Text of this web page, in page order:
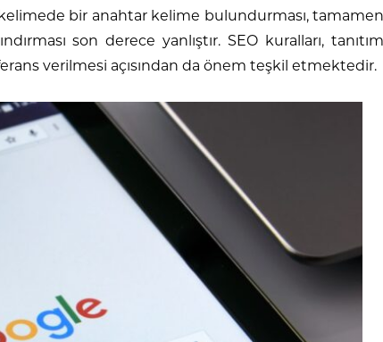
kelimede bir anahtar kelime bulundurması, tamamen
son derece yanlıştır. SEO kuralları, tanıtım
verilmesi açısından da önem teşkil etmektedir.